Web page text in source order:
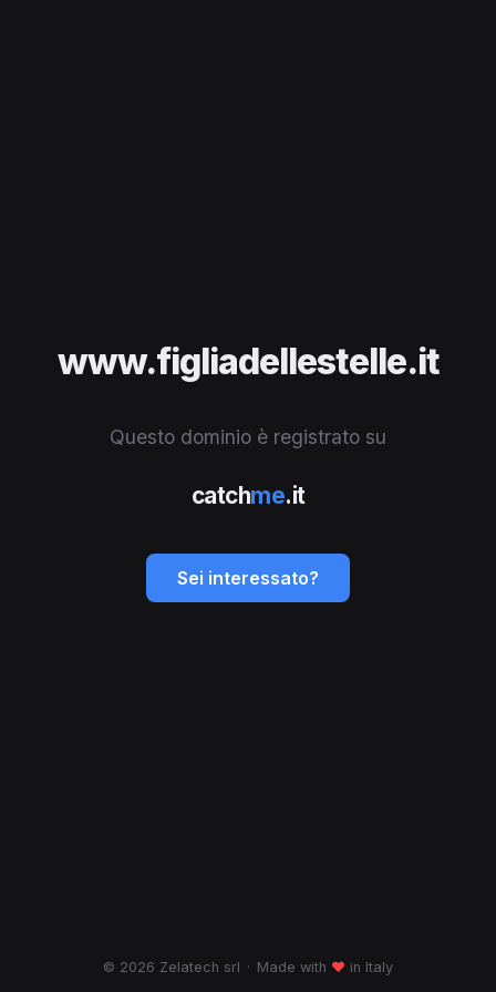
www.figliadellestelle.it
Questo dominio è registrato su
catchme.it
Sei interessato?
© 2026 Zelatech srl · Made with ♥ in Italy